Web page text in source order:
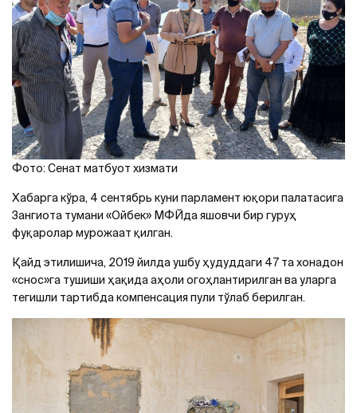
Фото: Сенат матбуот хизмати
Хабарга кўра, 4 сентябрь куни парламент юқори палатасига
Зангиота тумани «Ойбек» МФЙда яшовчи бир гуруҳ
фуқаролар мурожаат қилган.
Қайд этилишича, 2019 йилда ушбу ҳудуддаги 47 та хонадон
«снос»га тушиши ҳақида аҳоли огоҳлантирилган ва уларга
тегишли тартибда компенсация пули тўлаб берилган.